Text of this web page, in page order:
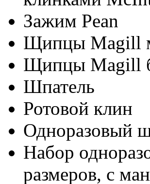
Зажим Pean
Щипцы Magill
Щипцы Magill
Шпатель
Ротовой клин
Одноразовый
Набор
размеров, с